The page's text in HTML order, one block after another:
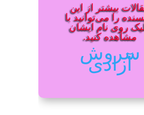
بیشتر از این
را می‌توانید با
روی نام ایشان
مشاهده کنید.
سروش
آزادی